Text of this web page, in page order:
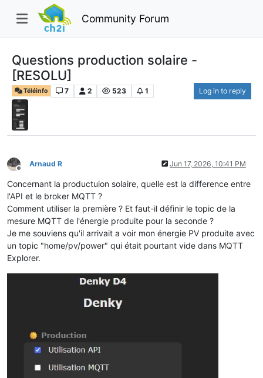
Community Forum
Questions production solaire -
[RESOLU]
Téléinfo 7 2 523 1 Log in to reply
Offline
Arnaud R Jun 17, 2026, 10:41 PM
Concernant la productuion solaire, quelle est la difference entre
l'API et le broker MQTT ?
Comment utiliser la première ? Et faut-il définir le topic de la
mesure MQTT de l'énergie produite pour la seconde ?
Je me souviens qu'il arrivait a voir mon énergie PV produite avec
un topic "home/pv/power" qui était pourtant vide dans MQTT
Explorer.